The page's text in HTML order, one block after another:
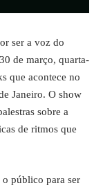
ser a voz do
de março, quarta-
que acontece no
Janeiro. O show
sobre a
de ritmos que
público para ser